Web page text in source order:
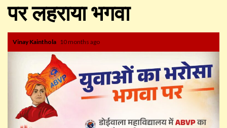
पर लहराया भगवा
Vinay Kainthola 10 months ago